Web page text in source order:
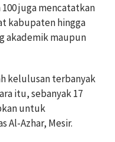
juga mencatatkan
kabupaten hingga
akademik maupun
kelulusan terbanyak
itu, sebanyak 17
untuk
Al-Azhar, Mesir.